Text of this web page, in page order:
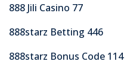
888 Jili Casino 77
888starz Betting 446
888starz Bonus Code 114